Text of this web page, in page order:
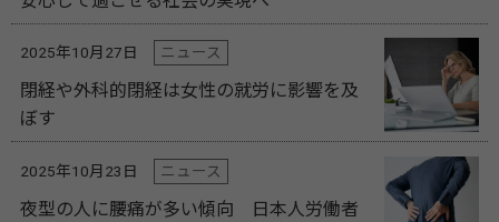
2025年10月27日 ニュース
閉経や外科的閉経は女性の就労に影響を及
ぼす
2025年10月23日 ニュース
夜型の人に腰痛が多い傾向 日本人労働者